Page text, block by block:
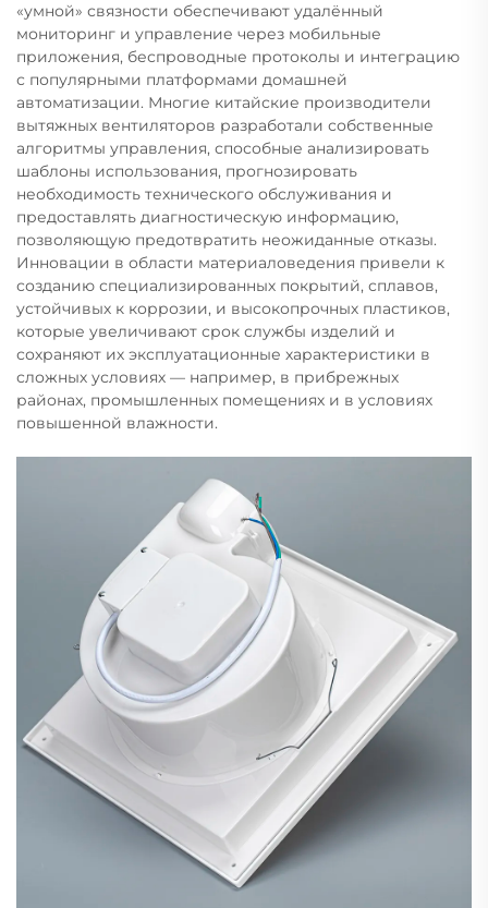
«умной» связности обеспечивают удалённый
мониторинг и управление через мобильные
приложения, беспроводные протоколы и интеграцию
с популярными платформами домашней
автоматизации. Многие китайские производители
вытяжных вентиляторов разработали собственные
алгоритмы управления, способные анализировать
шаблоны использования, прогнозировать
необходимость технического обслуживания и
предоставлять диагностическую информацию,
позволяющую предотвратить неожиданные отказы.
Инновации в области материаловедения привели к
созданию специализированных покрытий, сплавов,
устойчивых к коррозии, и высокопрочных пластиков,
которые увеличивают срок службы изделий и
сохраняют их эксплуатационные характеристики в
сложных условиях — например, в прибрежных
районах, промышленных помещениях и в условиях
повышенной влажности.